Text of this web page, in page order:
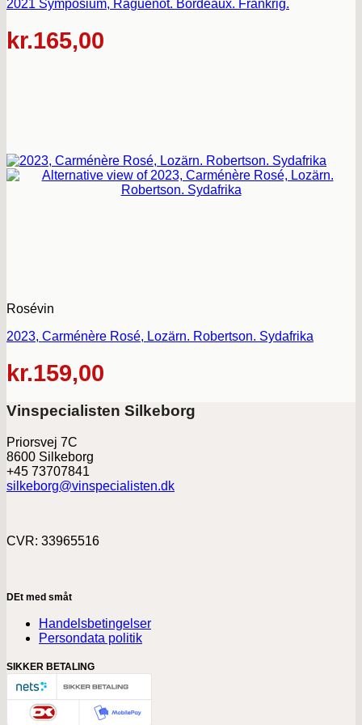
2021 Symposium, Raguenot. Bordeaux. Frankrig.
kr.165,00
Rosévin
2023, Carménère Rosé, Lozärn. Robertson. Sydafrika
kr.159,00
Vinspecialisten Silkeborg
Priorsvej 7C
8600 Silkeborg
+45 73707841
silkeborg@vinspecialisten.dk
CVR: 33965516
DEt med småt
Handelsbetingelser
Persondata politik
SIKKER BETALING